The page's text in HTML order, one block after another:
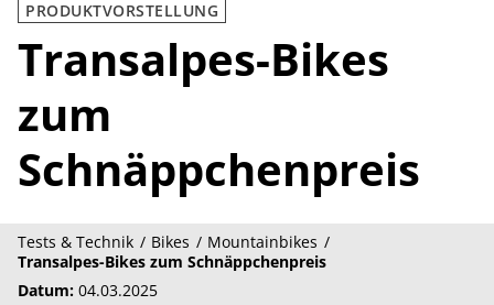
PRODUKTVORSTELLUNG
Transalpes-Bikes
zum
Schnäppchenpreis
Tests & Technik Bikes
Mountainbikes
Transalpes-Bikes zum Schnäppchenpreis
Datum: 04.03.2025